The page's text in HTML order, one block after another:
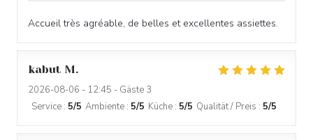
Accueil très agréable, de belles et excellentes assiettes.
kabut M
2026-08-06 - 12:45 - Gäste 3
Service : 5/5 Ambiente : 5/5 Küche : 5/5 Qualität / Preis : 5/5